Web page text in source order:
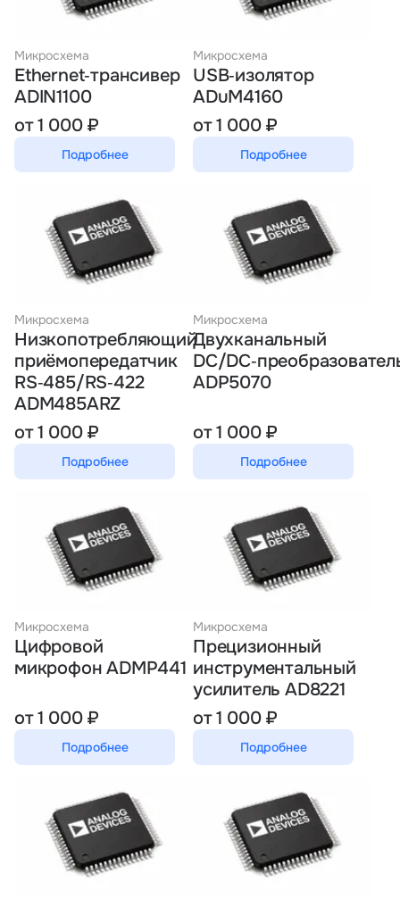
Микросхема
Ethernet‑трансивер
ADIN1100
от 1 000 ₽
Подробнее
Микросхема
USB‑изолятор
ADuM4160
от 1 000 ₽
Подробнее
Микросхема
Низкопотребляющий
приёмопередатчик
RS‑485/RS‑422
ADM485ARZ
от 1 000 ₽
Подробнее
Микросхема
Двухканальный
DC/
ADP5070
от 1 000 ₽
Подробнее
Микросхема
Цифровой
микрофон ADMP441
от 1 000 ₽
Подробнее
Микросхема
Прецизионный
инструментальный
усилитель AD8221
от 1 000 ₽
Подробнее